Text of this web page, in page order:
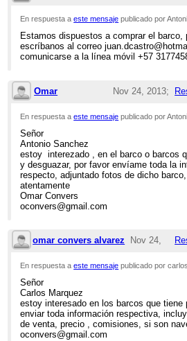
2013;
8:11pm
Re: VENTA
En respuesta aeste mensaje publicado por
Estamos dispuestos a comprar el barco,
escríbanos al correo
comunicarse a la línea móvil +57
Omar Nov 24, 2013;
5:05pm
En respuesta aeste mensaje publicado por
Señor
Antonio Sanchez
estoy interezado , en el barco o barcos
y desguazar, por favor envíame toda la
respecto, adjuntado fotos de dicho
atentamente
Omar Convers
oconvers@gmail.com
omar convers alvarez Nov 24,
2013;
Re:
En respuesta aeste mensaje publicado por
Señor
Carlos Marquez
estoy interesado en los barcos que tiene
enviar toda información respectiva,
de venta, precio , comisiones, si son
oconvers@gmail.com